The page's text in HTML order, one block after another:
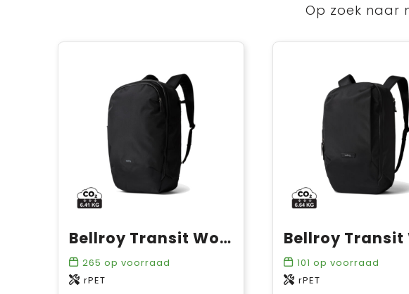
Op zoek naar
Bellroy Transit Workpack Pro 28L
265 op voorraad
rPET
101 op voorraad
rPET